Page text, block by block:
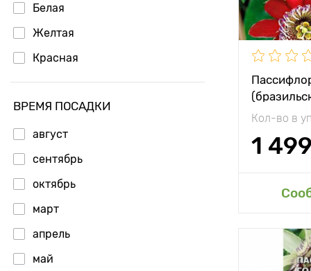
Белая
Желтая
Красная
ВРЕМЯ ПОСАДКИ
август
сентябрь
октябрь
март
апрель
май
Кол-во в
1 499